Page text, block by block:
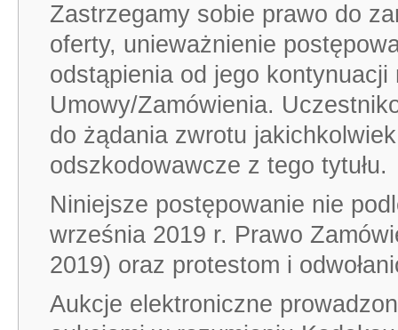
Zastrzegamy sobie prawo do
oferty, unieważnienie
odstąpienia od jego
Umowy/Zamówienia.
do żądania zwrotu
odszkodowawcze z tego tytułu.
Niniejsze postępowanie nie
września 2019 r. Prawo
2019) oraz protestom i
Aukcje elektroniczne